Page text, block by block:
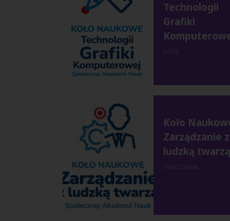
Technologii
Grafiki
Koło
Zarządzanie z
ludzką twarzą